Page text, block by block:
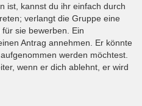
ist, kannst du ihr einfach durch
verlangt die Gruppe eine
sie bewerben. Ein
Antrag annehmen. Er könnte
werden möchtest.
wenn er dich ablehnt, er wird